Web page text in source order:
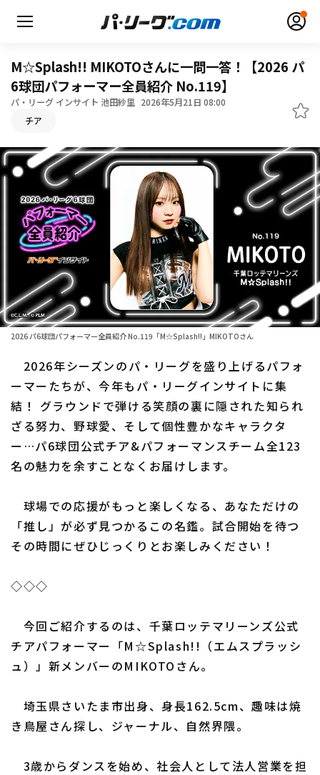
HOME
動画
日程・結果
順位表･成績
1軍公式戦
ファーム東地区
ファーム西地区
交流戦
選手名鑑
選手名鑑トップ
北海道日本ハムファイターズ
東北楽天ゴールデンイーグルス
埼玉西武ライオンズ
千葉ロッテマリーンズ
福岡ソフトバンクホークス
ニュース
設定
利用規約 プライバシーポリシー
運営会社 （別ウィンドウで開く） よくある質問
特定商取引法の表示 アルバイト募集（別ウィンドウで開く
M☆Splash!! MIKOTOさんに一問一答！【2026 パ
6球団パフォーマー全員紹介 No.119】
パ・リーグ インサイト 池田紗里 2026年5月21日 08:00
チア
2026 パ6球団パフォーマー全員紹介 No.119「M☆Splash!!」MIKOTOさん
2026年シーズンのパ・リーグを盛り上げるパフォ
ーマーたちが、今年もパ・リーグインサイトに集
結！ グラウンドで弾ける笑顔の裏に隠された知られ
ざる努力、野球愛、そして個性豊かなキャラクタ
ー…パ6球団公式チア&パフォーマンスチーム全123
名の魅力を余すことなくお届けします。
球場での応援がもっと楽しくなる、あなただけの
「推し」が必ず見つかるこの名鑑。試合開始を待つ
その時間にぜひじっくりとお楽しみください！
◇◇◇
今回ご紹介するのは、千葉ロッテマリーンズ公式
チアパフォーマー「M☆Splash!!（エムスプラッシ
ュ）」新メンバーのMIKOTOさん。
埼玉県さいたま市出身、身長162.5cm、趣味は焼
き鳥屋さん探し、ジャーナル、自然界隈。
3歳からダンスを始め、社会人として法人営業を担